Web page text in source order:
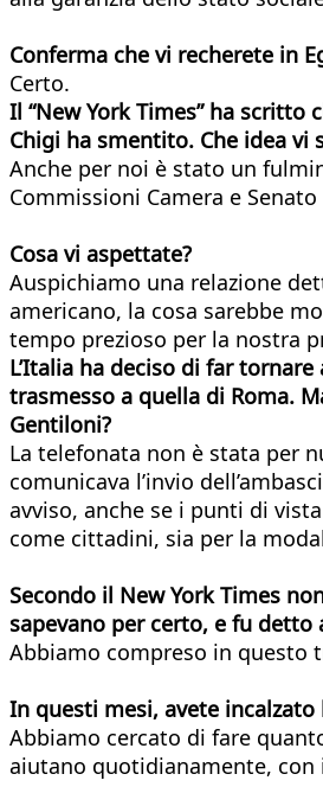
Conferma che vi recherete in
Certo.
Il “New York Times” ha
Chigi ha smentito. Che idea
Anche per noi è stato un
Commissioni Camera e
Cosa vi aspettate?
Auspichiamo una relazione
americano, la cosa sarebbe
tempo prezioso per la nostra
L’Italia ha deciso di far
trasmesso a quella di Roma.
Gentiloni?
La telefonata non è stata per
comunicava l’invio
avviso, anche se i punti di
come cittadini, sia per la
Secondo il New York Times
sapevano per certo, e fu detto
Abbiamo compreso in questo
In questi mesi, avete
Abbiamo cercato di fare
aiutano quotidianamente, con